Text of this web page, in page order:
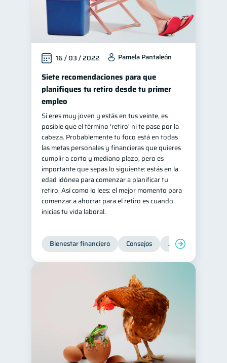
16 / 03 / 2022 Pamela Pantaleón
Siete recomendaciones para que
planifiques tu retiro desde tu primer
empleo
Si eres muy joven y estás en tus veinte, es
posible que el término ‘retiro’ ni te pase por la
cabeza. Probablemente tu foco está en todas
las metas personales y financieras que quieres
cumplir a corto y mediano plazo, pero es
importante que sepas lo siguiente: estás en la
edad idónea para comenzar a planificar tu
retiro. Así como lo lees: el mejor momento para
comenzar a ahorrar para el retiro es cuando
inicias tu vida laboral.
Bienestar financiero Consejos Ahorro